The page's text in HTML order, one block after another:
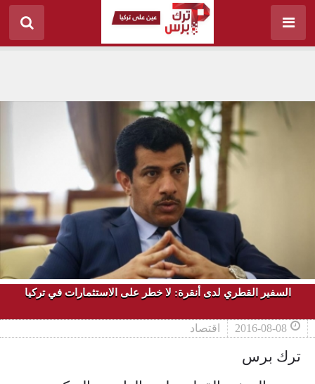
السفير القطري لدى أنقرة: لا خطر على الاستثمارات في تركيا
2016-08-08 اقتصاد
ترك برس